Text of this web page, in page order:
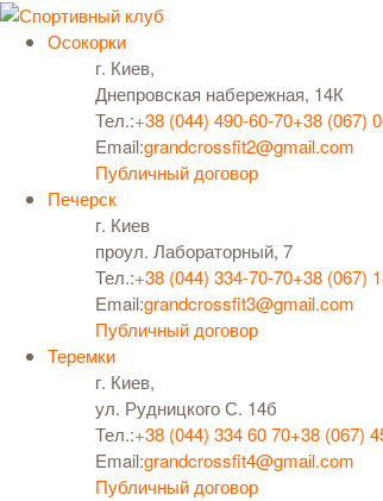
Осокорки
г. Киев,
Днепровская набережная, 14К
Тел.:+38 (044) 490-60-70+38 (067)
Email:grandcrossfit2@gmail.com
Публичный договор
Печерск
г. Киев
проул. Лабораторный, 7
Тел.:+38 (044) 334-70-70+38 (067)
Email:grandcrossfit3@gmail.com
Публичный договор
Теремки
г. Киев,
ул. Рудницкого С. 14б
Тел.:+38 (044) 334 60 70+38 (067)
Email:grandcrossfit4@gmail.com
Публичный договор